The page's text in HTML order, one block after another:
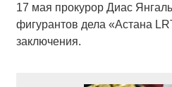
17 мая прокурор Диас
фигурантов дела «Астана
заключения.